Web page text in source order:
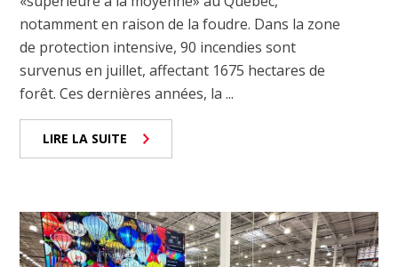
notamment en raison de la foudre. Dans la zone
de protection intensive, 90 incendies sont
survenus en juillet, affectant 1675 hectares de
forêt. Ces dernières années, la ...
LIRE LA SUITE